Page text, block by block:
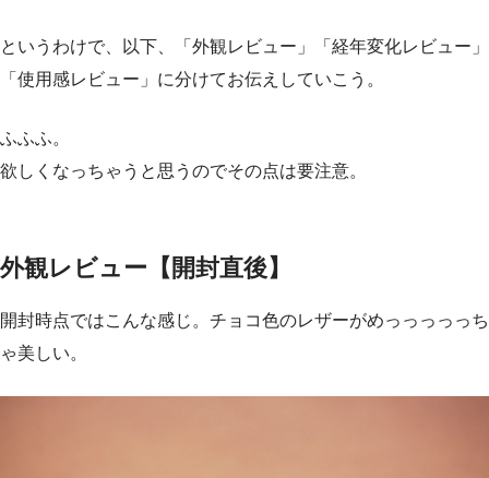
というわけで、以下、「外観レビュー」「経年変化レビュー」
「使用感レビュー」に分けてお伝えしていこう。
ふふふ。
欲しくなっちゃうと思うのでその点は要注意。
外観レビュー【開封直後】
開封時点ではこんな感じ。チョコ色のレザーがめっっっっっち
ゃ美しい。